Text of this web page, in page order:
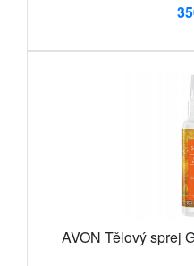
AVON Tělový sprej